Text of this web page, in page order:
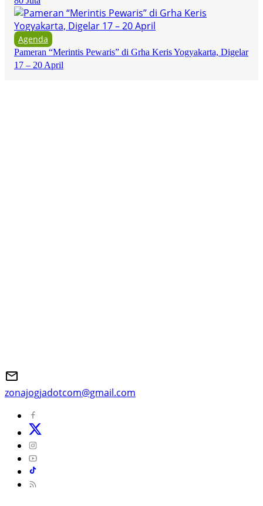
Agenda
Pameran “Merintis Pewaris” di Grha Keris Yogyakarta, Digelar
17 – 20 April
zonajogjadotcom@gmail.com